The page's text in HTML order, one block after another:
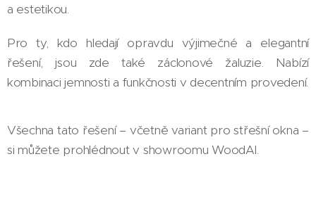
a estetikou.
Pro ty, kdo hledají opravdu výjimečné a elegantní
řešení, jsou zde také záclonové žaluzie. Nabízí
kombinaci jemnosti a funkčnosti v decentním provedení.
Všechna tato řešení – včetně variant pro střešní okna –
si můžete prohlédnout v showroomu WoodAl.